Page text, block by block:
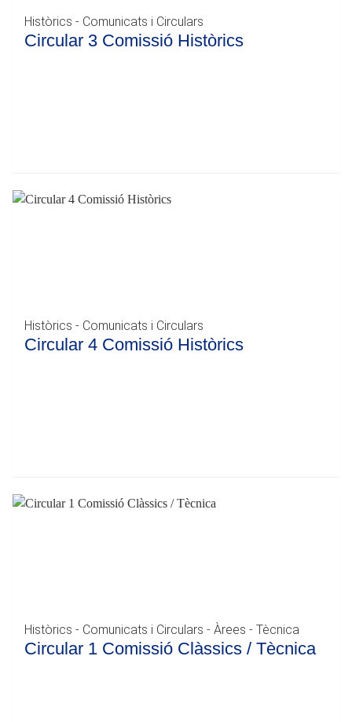
Històrics - Comunicats i Circulars
Circular 3 Comissió Històrics
Històrics - Comunicats i Circulars
Circular 4 Comissió Històrics
Històrics - Comunicats i Circulars - Àrees - Tècnica
Circular 1 Comissió Clàssics / Tècnica